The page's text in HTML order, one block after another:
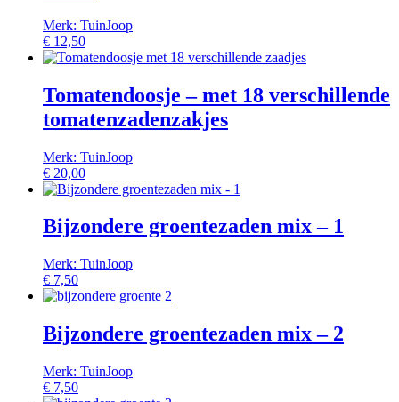
Merk: TuinJoop
€ 12,50
Tomatendoosje – met 18 verschillende
tomatenzadenzakjes
Merk: TuinJoop
€ 20,00
Bijzondere groentezaden mix – 1
Merk: TuinJoop
€ 7,50
Bijzondere groentezaden mix – 2
Merk: TuinJoop
€ 7,50